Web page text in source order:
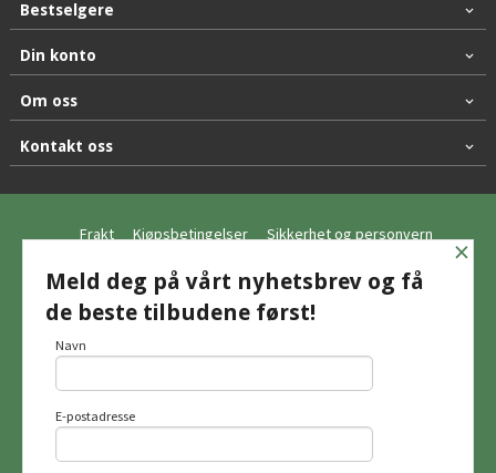
Bestselgere
Din konto
Om oss
Kontakt oss
Frakt Kjøpsbetingelser Sikkerhet og personvern
Nyhetsbrev
© Hagemo Jakt og Friluft AS
Vår nettbutikk bruker cookies slik at du
×
Meld deg på vårt nyhetsbrev og få
de beste tilbudene først!
Navn
E-postadresse